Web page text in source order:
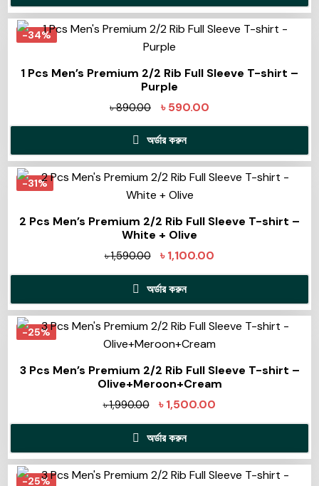
-34%
1 Pcs Men’s Premium 2/2 Rib Full Sleeve T-shirt –
Purple
৳890.00 ৳590.00
অর্ডার করুন
-31%
2 Pcs Men’s Premium 2/2 Rib Full Sleeve T-shirt –
White + Olive
৳1,590.00 ৳1,100.00
অর্ডার করুন
-25%
3 Pcs Men’s Premium 2/2 Rib Full Sleeve T-shirt –
Olive+Meroon+Cream
৳1,990.00 ৳1,500.00
অর্ডার করুন
-25%